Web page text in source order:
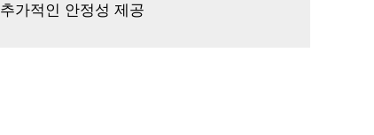
추가적인 안정성 제공